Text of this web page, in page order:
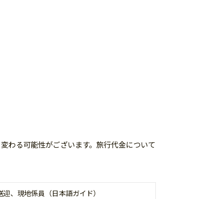
わる可能性がございます。旅行代金について
、現地係員（日本語ガイド）